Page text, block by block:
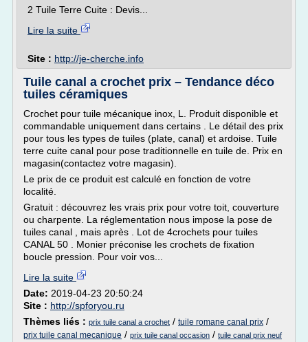
2 Tuile Terre Cuite : Devis...
Lire la suite
Site : http://je-cherche.info
Tuile canal a crochet prix – Tendance déco
tuiles céramiques
Crochet pour tuile mécanique inox, L. Produit disponible et
commandable uniquement dans certains . Le détail des prix
pour tous les types de tuiles (plate, canal) et ardoise. Tuile
terre cuite canal pour pose traditionnelle en tuile de. Prix en
magasin(contactez votre magasin).
Le prix de ce produit est calculé en fonction de votre
localité.
Gratuit : découvrez les vrais prix pour votre toit, couverture
ou charpente. La réglementation nous impose la pose de
tuiles canal , mais après . Lot de 4crochets pour tuiles
CANAL 50 . Monier préconise les crochets de fixation
boucle pression. Pour voir vos...
Lire la suite
Date: 2019-04-23 20:50:24
Site : http://spforyou.ru
Thèmes liés : prix tuile canal a crochet / tuile romane canal prix /
prix tuile canal mecanique / prix tuile canal occasion / tuile canal prix neuf